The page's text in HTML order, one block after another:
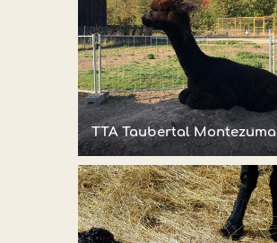
TTA Taubertal Montezuma